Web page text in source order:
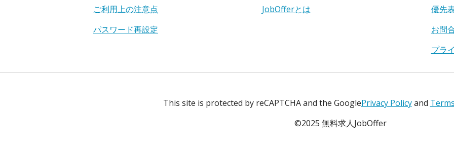
ご利用上の注意点
パスワード再設定
JobOfferとは
優先
お問
プラ
This site is protected by reCAPTCHA and the GooglePrivacy Policyand
©2025 無料求人JobOffer